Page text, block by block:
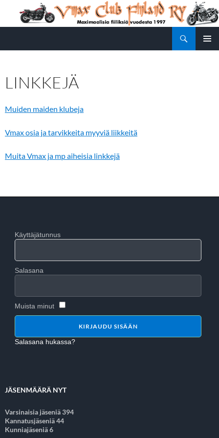
sisältöön
LINKKEJÄ
Muiden maiden klubeja
Vmax osia ja tarvikkeita myyviä liikkeitä
Muita Vmax ja mp aiheisia linkkejä
Käyttäjätunnus
Salasana
Muista minut
Salasana hukassa?
JÄSENMÄÄRÄ NYT
Varsinaisia jäseniä 394
Kannatusjäseniä 44
Kunniajäseniä 6